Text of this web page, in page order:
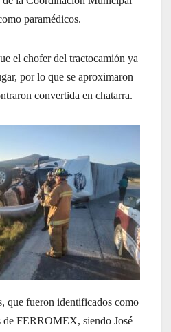
paramédicos.
el chofer del tractocamión ya
por lo que se aproximaron
convertida en chatarra.
que fueron identificados como
de FERROMEX, siendo José